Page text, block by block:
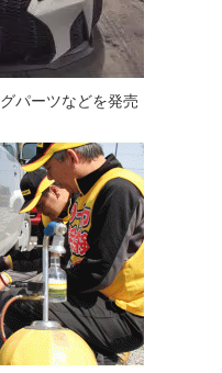
パーツなどを発売